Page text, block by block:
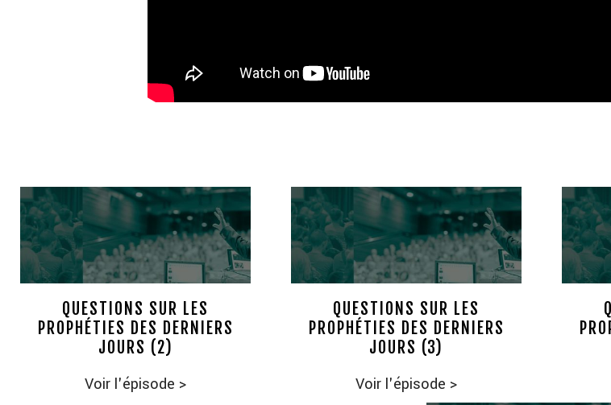
QUESTIONS SUR LES
PROPHÉTIES DES DERNIERS
JOURS (2)
Voir l'épisode >
QUESTIONS SUR LES
PROPHÉTIES DES DERNIERS
JOURS (3)
Voir l'épisode >